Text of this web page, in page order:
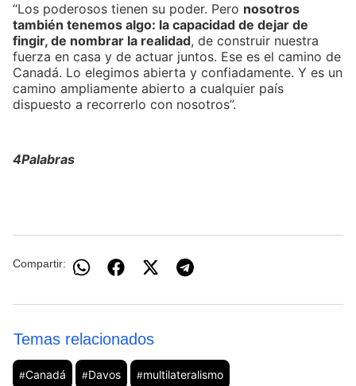
“Los poderosos tienen su poder. Pero nosotros
también tenemos algo: la capacidad de dejar de
fingir, de nombrar la realidad, de construir nuestra
fuerza en casa y de actuar juntos. Ese es el camino de
Canadá. Lo elegimos abierta y confiadamente. Y es un
camino ampliamente abierto a cualquier país
dispuesto a recorrerlo con nosotros”.
4Palabras
Compartir:
Temas relacionados
#Canadá #Davos #multilateralismo